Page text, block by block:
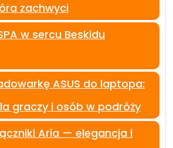
zachwyci
w sercu Beskidu
ASUS do laptopa:
graczy i osób w podróży
Aria — elegancja i